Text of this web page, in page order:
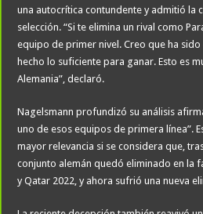
una autocrítica contundente y admitió la
selección. “Si te elimina un rival como
equipo de primer nivel. Creo que ha
hecho lo suficiente para ganar. Esto es
Alemania”, declaró.
Nagelsmann profundizó su análisis
uno de esos equipos de primera línea”.
mayor relevancia si se considera que,
conjunto alemán quedó eliminado en la
y Qatar 2022, y ahora sufrió una nueva